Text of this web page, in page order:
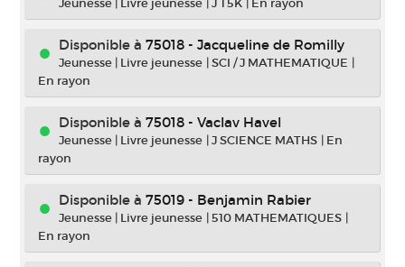
Jeunesse | Livre jeunesse |J T5K | En rayon
Disponible à 75018 - Jacqueline de Romilly
Jeunesse | Livre jeunesse |SCI / J MATHEMATIQUE |
En rayon
Disponible à 75018 - Vaclav Havel
Jeunesse | Livre jeunesse |J SCIENCE MATHS | En
rayon
Disponible à 75019 - Benjamin Rabier
Jeunesse | Livre jeunesse |510 MATHEMATIQUES |
En rayon